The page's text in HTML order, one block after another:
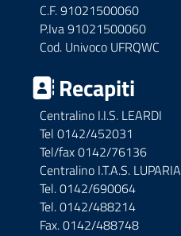
C.F. 91021500060
P.Iva 91021500060
Cod. Univoco UFRQWC
Recapiti
Centralino I.I.S. LEARDI
Tel 0142/452031
Tel/fax 0142/76136
Centralino I.T.A.S. LUPARIA
Tel. 0142/690064
Tel. 0142/488214
Fax. 0142/488748